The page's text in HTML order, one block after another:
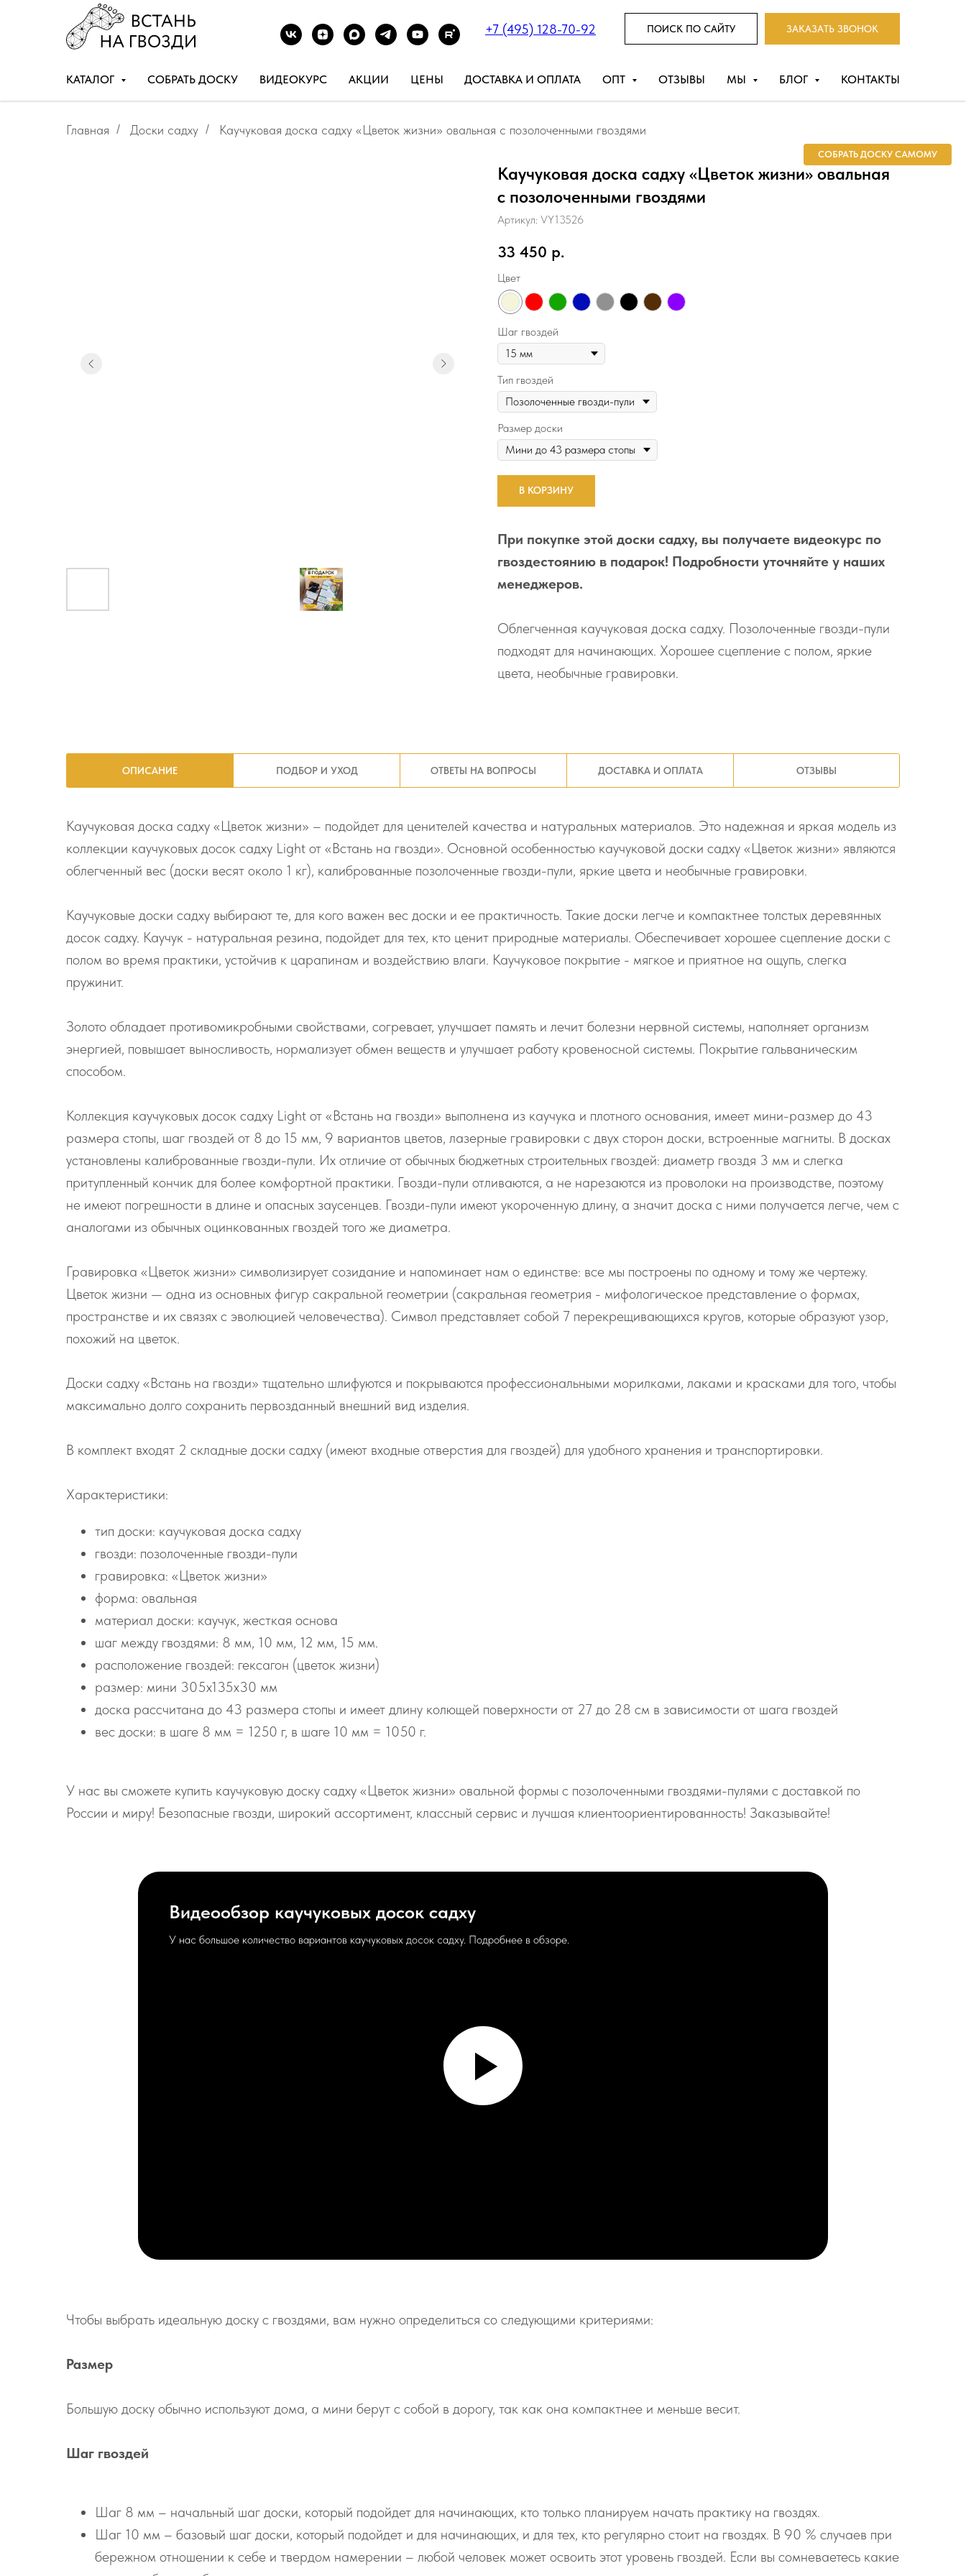
+7 (495) 128-70-92 ПОИСК ПО САЙТУ ЗАКАЗАТЬ ЗВОНОК
КАТАЛОГ СОБРАТЬ ДОСКУ ВИДЕОКУРС АКЦИИ ЦЕНЫ ДОСТАВКА И ОПЛАТА ОПТ ОТЗЫВЫ МЫ БЛОГ КОНТАКТЫ
СОБРАТЬ ДОСКУ САМОМУ
Главная / Доски садху / Каучуковая доска садху «Цветок жизни» овальная с позолоченными гвоздями
Каучуковая доска садху «Цветок жизни» овальная
с позолоченными гвоздями
Артикул: VY13526
33 450 р.
Цвет
Шаг гвоздей
Тип гвоздей
Размер доски
В КОРЗИНУ
При покупке этой доски садху, вы получаете видеокурс по
гвоздестоянию в подарок! Подробности уточняйте у наших
менеджеров.
Облегченная каучуковая доска садху. Позолоченные гвозди-пули
подходят для начинающих. Хорошее сцепление с полом, яркие
цвета, необычные гравировки.
ОПИСАНИЕ ПОДБОР И УХОД ОТВЕТЫ НА ВОПРОСЫ ДОСТАВКА И ОПЛАТА ОТЗЫВЫ
Каучуковая доска садху «Цветок жизни» – подойдет для ценителей качества и натуральных материалов. Это надежная и яркая модель из
коллекции каучуковых досок садху Light от «Встань на гвозди». Основной особенностью каучуковой доски садху «Цветок жизни» являются
облегченный вес (доски весят около 1 кг), калиброванные позолоченные гвозди-пули, яркие цвета и необычные гравировки.
Каучуковые доски садху выбирают те, для кого важен вес доски и ее практичность. Такие доски легче и компактнее толстых деревянных
досок садху. Каучук - натуральная резина, подойдет для тех, кто ценит природные материалы. Обеспечивает хорошее сцепление доски с
полом во время практики, устойчив к царапинам и воздействию влаги. Каучуковое покрытие - мягкое и приятное на ощупь, слегка
пружинит.
Золото обладает противомикробными свойствами, согревает, улучшает память и лечит болезни нервной системы, наполняет организм
энергией, повышает выносливость, нормализует обмен веществ и улучшает работу кровеносной системы. Покрытие гальваническим
способом.
Коллекция каучуковых досок садху Light от «Встань на гвозди» выполнена из каучука и плотного основания, имеет мини-размер до 43
размера стопы, шаг гвоздей от 8 до 15 мм, 9 вариантов цветов, лазерные гравировки с двух сторон доски, встроенные магниты. В досках
установлены калиброванные гвозди-пули. Их отличие от обычных бюджетных строительных гвоздей: диаметр гвоздя 3 мм и слегка
притупленный кончик для более комфортной практики. Гвозди-пули отливаются, а не нарезаются из проволоки на производстве, поэтому
не имеют погрешности в длине и опасных заусенцев. Гвозди-пули имеют укороченную длину, а значит доска с ними получается легче, чем с
аналогами из обычных оцинкованных гвоздей того же диаметра.
Гравировка «Цветок жизни» символизирует созидание и напоминает нам о единстве: все мы построены по одному и тому же чертежу.
Цветок жизни — одна из основных фигур сакральной геометрии (сакральная геометрия - мифологическое представление о формах,
пространстве и их связях с эволюцией человечества). Символ представляет собой 7 перекрещивающихся кругов, которые образуют узор,
похожий на цветок.
Доски садху «Встань на гвозди» тщательно шлифуются и покрываются профессиональными морилками, лаками и красками для того, чтобы
максимально долго сохранить первозданный внешний вид изделия.
В комплект входят 2 складные доски садху (имеют входные отверстия для гвоздей) для удобного хранения и транспортировки.
Характеристики:
тип доски: каучуковая доска садху
гвозди: позолоченные гвозди-пули
гравировка: «Цветок жизни»
форма: овальная
материал доски: каучук, жесткая основа
шаг между гвоздями: 8 мм, 10 мм, 12 мм, 15 мм.
расположение гвоздей: гексагон (цветок жизни)
размер: мини 305х135х30 мм
доска рассчитана до 43 размера стопы и имеет длину колющей поверхности от 27 до 28 см в зависимости от шага гвоздей
вес доски: в шаге 8 мм = 1250 г, в шаге 10 мм = 1050 г.
У нас вы сможете купить каучуковую доску садху «Цветок жизни» овальной формы с позолоченными гвоздями-пулями с доставкой по
России и миру! Безопасные гвозди, широкий ассортимент, классный сервис и лучшая клиентоориентированность! Заказывайте!
Видеообзор каучуковых досок садху
У нас большое количество вариантов каучуковых досок садху. Подробнее в обзоре.
Чтобы выбрать идеальную доску с гвоздями, вам нужно определиться со следующими критериями:
Размер
Большую доску обычно используют дома, а мини берут с собой в дорогу, так как она компактнее и меньше весит.
Шаг гвоздей
Шаг 8 мм – начальный шаг доски, который подойдет для начинающих, кто только планируем начать практику на гвоздях.
Шаг 10 мм – базовый шаг доски, который подойдет и для начинающих, и для тех, кто регулярно стоит на гвоздях. В 90 % случаев при
бережном отношении к себе и твердом намерении – любой человек может освоить этот уровень гвоздей. Если вы сомневаетесь какие